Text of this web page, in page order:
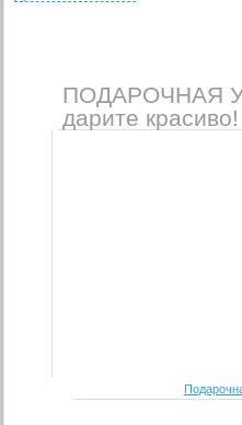
ПОДАРОЧНАЯ
дарите красиво!